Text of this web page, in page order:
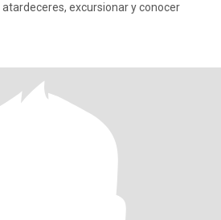
excursionar y conocer